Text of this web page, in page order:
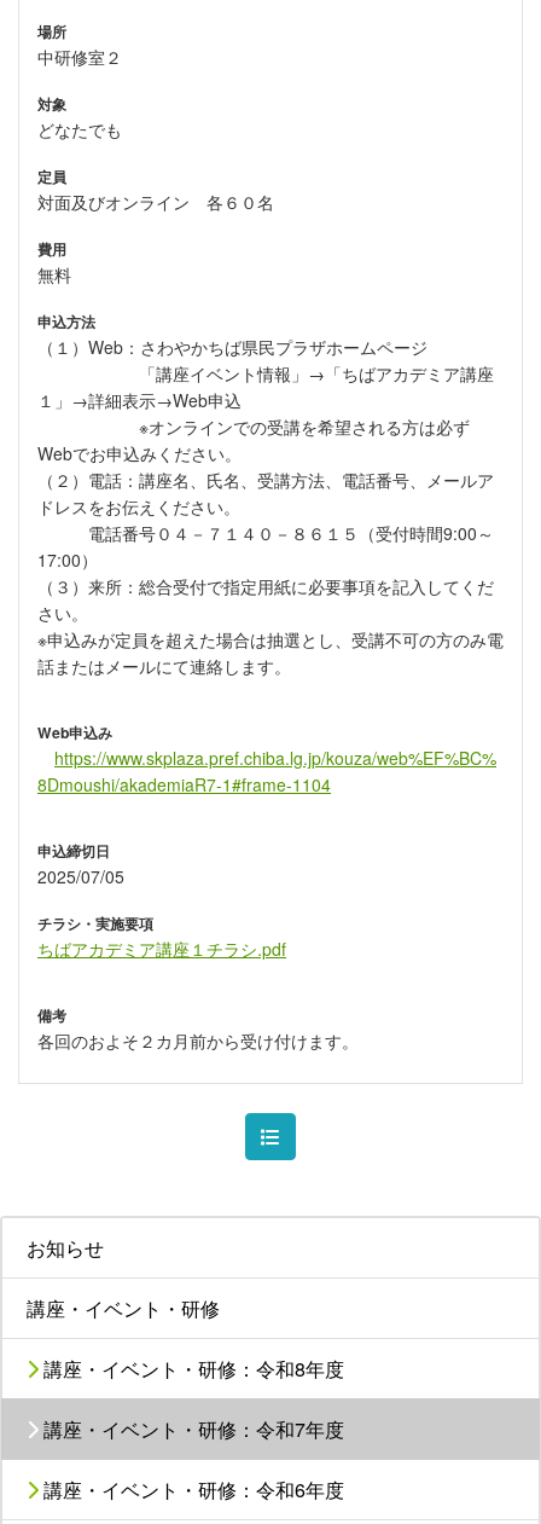
お知らせ
講座・イベント・研修
講座・イベント・研修：令和8年度
講座・イベント・研修：令和7年度
講座・イベント・研修：令和6年度
場所
中研修室２
対象
どなたでも
定員
対面及びオンライン 各６０名
費用
無料
申込方法
（１）Web：さわやかちば県民プラザホームページ
「講座イベント情報」→「ちばアカデミア講座
１」→詳細表示→Web申込
※オンラインでの受講を希望される方は必ず
Webでお申込みください。
（２）電話：講座名、氏名、受講方法、電話番号、メールア
ドレスをお伝えください。
電話番号０４－７１４０－８６１５（受付時間9:00～
17:00）
（３）来所：総合受付で指定用紙に必要事項を記入してくだ
さい。
※申込みが定員を超えた場合は抽選とし、受講不可の方のみ電
話またはメールにて連絡します。
Web申込み
https://www.skplaza.pref.chiba.lg.jp/kouza/web%EF%BC%
8Dmoushi/akademiaR7-1#frame-1104
申込締切日
2025/07/05
チラシ・実施要項
ちばアカデミア講座１チラシ.pdf
備考
各回のおよそ２カ月前から受け付けます。